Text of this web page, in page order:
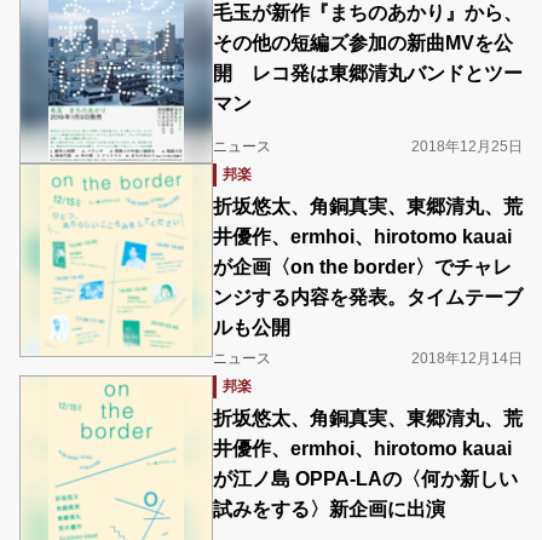
毛玉が新作『まちのあかり』から、
その他の短編ズ参加の新曲MVを公
開 レコ発は東郷清丸バンドとツー
マン
ニュース
2018年12月25日
邦楽
折坂悠太、角銅真実、東郷清丸、荒
井優作、ermhoi、hirotomo kauai
が企画〈on the border〉でチャレ
ンジする内容を発表。タイムテーブ
ルも公開
ニュース
2018年12月14日
邦楽
折坂悠太、角銅真実、東郷清丸、荒
井優作、ermhoi、hirotomo kauai
が江ノ島 OPPA-LAの〈何か新しい
試みをする〉新企画に出演